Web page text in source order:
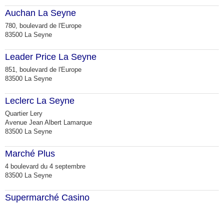
Auchan La Seyne
780, boulevard de l'Europe
83500 La Seyne
Leader Price La Seyne
851, boulevard de l'Europe
83500 La Seyne
Leclerc La Seyne
Quartier Lery
Avenue Jean Albert Lamarque
83500 La Seyne
Marché Plus
4 boulevard du 4 septembre
83500 La Seyne
Supermarché Casino